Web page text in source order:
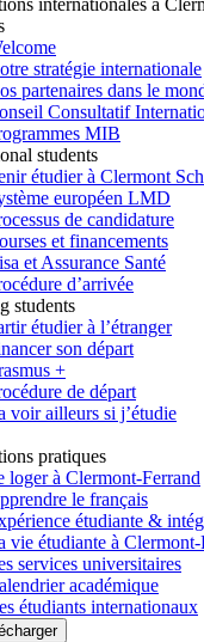
internationales à
stratégie internationale
partenaires dans le
Consultatif
MIB
students
étudier à Clermont
européen LMD
de candidature
et financements
et Assurance Santé
d’arrivée
students
étudier à l’étranger
son départ
+
de départ
voir ailleurs si j’étudie
pratiques
loger à Clermont-Ferrand
le français
étudiante &
vie étudiante à Clermont-
services universitaires
académique
étudiants internationaux